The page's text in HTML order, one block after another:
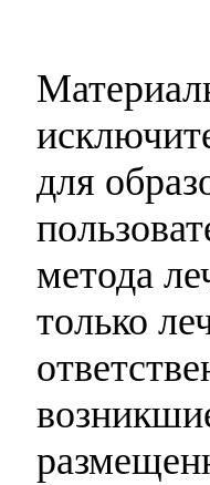
для
метода
только